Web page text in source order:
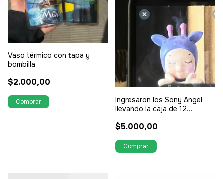
Vaso térmico con tapa y
bombilla
$2.000,00
Ingresaron los Sony Angel
llevando la caja de 12
descuento
$5.000,00